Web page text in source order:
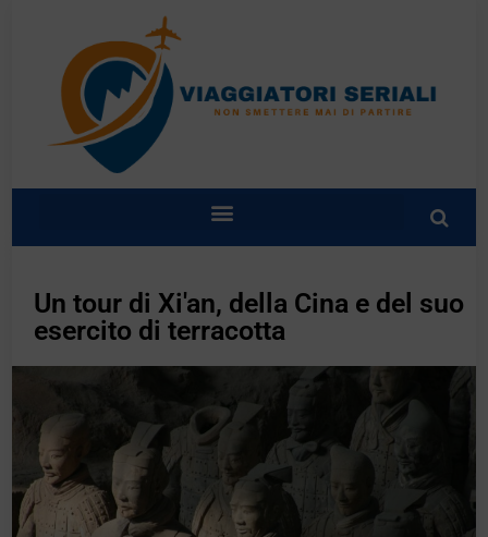
Un tour di Xi'an, della Cina e del suo
esercito di terracotta